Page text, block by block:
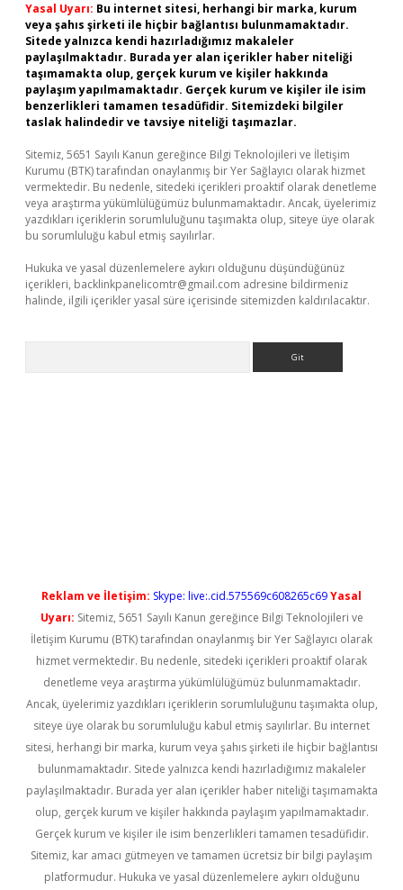
Yasal Uyarı: Bu internet sitesi, herhangi bir marka, kurum
veya şahıs şirketi ile hiçbir bağlantısı bulunmamaktadır.
Sitede yalnızca kendi hazırladığımız makaleler
paylaşılmaktadır. Burada yer alan içerikler haber niteliği
taşımamakta olup, gerçek kurum ve kişiler hakkında
paylaşım yapılmamaktadır. Gerçek kurum ve kişiler ile isim
benzerlikleri tamamen tesadüfidir. Sitemizdeki bilgiler
taslak halindedir ve tavsiye niteliği taşımazlar.
Sitemiz, 5651 Sayılı Kanun gereğince Bilgi Teknolojileri ve İletişim
Kurumu (BTK) tarafından onaylanmış bir Yer Sağlayıcı olarak hizmet
vermektedir. Bu nedenle, sitedeki içerikleri proaktif olarak denetleme
veya araştırma yükümlülüğümüz bulunmamaktadır. Ancak, üyelerimiz
yazdıkları içeriklerin sorumluluğunu taşımakta olup, siteye üye olarak
bu sorumluluğu kabul etmiş sayılırlar.
Hukuka ve yasal düzenlemelere aykırı olduğunu düşündüğünüz
içerikleri, backlinkpanelicomtr@gmail.com adresine bildirmeniz
halinde, ilgili içerikler yasal süre içerisinde sitemizden kaldırılacaktır.
Reklam ve İletişim: Skype: live:.cid.575569c608265c69Yasal
Uyarı: Sitemiz, 5651 Sayılı Kanun gereğince Bilgi Teknolojileri ve
İletişim Kurumu (BTK) tarafından onaylanmış bir Yer Sağlayıcı olarak
hizmet vermektedir. Bu nedenle, sitedeki içerikleri proaktif olarak
denetleme veya araştırma yükümlülüğümüz bulunmamaktadır.
Ancak, üyelerimiz yazdıkları içeriklerin sorumluluğunu taşımakta olup,
siteye üye olarak bu sorumluluğu kabul etmiş sayılırlar. Bu internet
sitesi, herhangi bir marka, kurum veya şahıs şirketi ile hiçbir bağlantısı
bulunmamaktadır. Sitede yalnızca kendi hazırladığımız makaleler
paylaşılmaktadır. Burada yer alan içerikler haber niteliği taşımamakta
olup, gerçek kurum ve kişiler hakkında paylaşım yapılmamaktadır.
Gerçek kurum ve kişiler ile isim benzerlikleri tamamen tesadüfidir.
Sitemiz, kar amacı gütmeyen ve tamamen ücretsiz bir bilgi paylaşım
platformudur. Hukuka ve yasal düzenlemelere aykırı olduğunu